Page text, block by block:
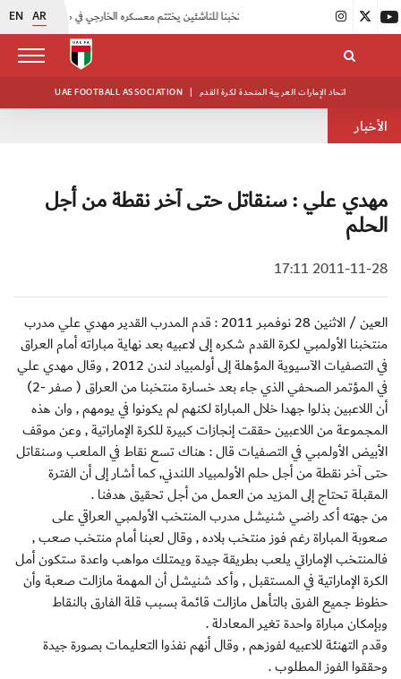
EN AR
اتحاد الكرة يُنظم ورشة عمل للمراقبين المعتمدين
UAE FOOTBALL ASSOCIATION | اتحاد الإمارات العربية المتحدة لكرة القدم
الأخبار
مهدي علي : سنقاتل حتى آخر نقطة من أجل
الحلم
2011-11-28 17:11
العين / الاثنين 28 نوفمبر 2011 : قدم المدرب القدير مهدي علي مدرب
منتخبنا الأولمبي لكرة القدم شكره إلى لاعبيه بعد نهاية مباراته أمام العراق
في التصفيات الآسيوية المؤهلة إلى أولمبياد لندن 2012 , وقال مهدي علي
في المؤتمر الصحفي الذي جاء بعد خسارة منتخبنا من العراق ( صفر -2)
أن اللاعبين بذلوا جهدا خلال المباراة لكنهم لم يكونوا في يومهم , وان هذه
المجموعة من اللاعبين حققت إنجازات كبيرة للكرة الإماراتية , وعن موقف
الأبيض الأولمبي في التصفيات قال : هناك تسع نقاط في الملعب وسنقاتل
حتى آخر نقطة من أجل حلم الأولمبياد اللندني, كما أشار إلى أن الفترة
المقبلة تحتاج إلى المزيد من العمل من أجل تحقيق هدفنا .
من جهته أكد راضي شنيشل مدرب المنتخب الأولمبي العراقي على
صعوبة المباراة رغم فوز منتخب بلاده , وقال لعبنا أمام منتخب صعب ,
فالمنتخب الإماراتي يلعب بطريقة جيدة ويمتلك مواهب واعدة ستكون أمل
الكرة الإماراتية في المستقبل , وأكد شنيشل أن المهمة مازالت صعبة وأن
حظوظ جميع الفرق بالتأهل مازالت قائمة بسبب قلة الفارق بالنقاط
وبإمكان مباراة واحدة تغير المعادلة .
وقدم التهنئة للاعبيه لفوزهم , وقال أنهم نفذوا التعليمات بصورة جيدة
وحققوا الفوز المطلوب .